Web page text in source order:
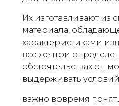
Их изготавливают из
материала,
характеристиками
все же при
обстоятельствах он
выдерживать
важно вовремя